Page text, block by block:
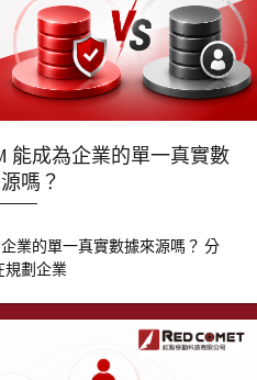
能成為企業的單一真實數
嗎？
企業的單一真實數據來源嗎？ 分
規劃企業